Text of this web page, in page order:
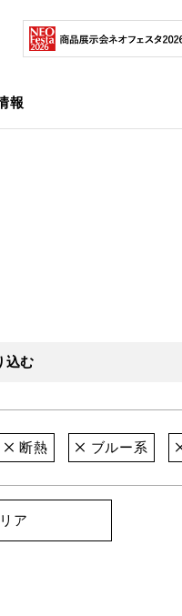
報
込む
断熱 ブルー系
ア